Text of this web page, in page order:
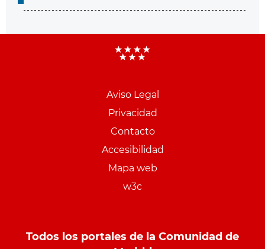
Aviso Legal
Privacidad
Contacto
Accesibilidad
Mapa web
w3c
Todos los portales de la Comunidad de